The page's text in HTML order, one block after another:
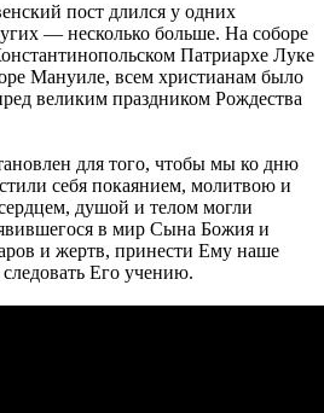
пост длился у одних
— несколько больше. На соборе
Патриархе Луке
Мануиле, всем христианам было
великим праздником Рождества
для того, чтобы мы ко дню
себя покаянием, молитвою и
душой и телом могли
в мир Сына Божия и
и жертв, принести Ему наше
Его учению.